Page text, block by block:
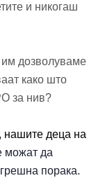
и никогаш
дозволуваме
како што
за нив?
нашите деца на
можат да
порака.